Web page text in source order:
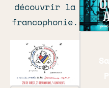
découvrir la
francophonie.